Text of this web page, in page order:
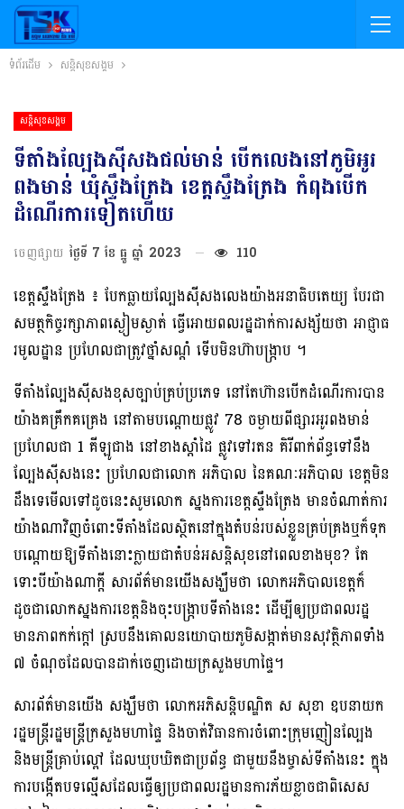
ទំព័រដើម សន្តិសុខសង្គម
សន្តិសុខសង្គម
ទីតាំងល្បែងស៊ីសងជល់មាន់ បេីកលេងនៅភូមិអូរ
ពងមាន់ ឃុំស្ទឹងត្រែង ខេត្តស្ទឹងត្រែង កំពុងបើក
ដំណើរការទៀតហើយ
ចេញផ្សាយ ថ្ងៃទី 7 ខែ ធ្នូ ឆ្នាំ 2023 110
ខេត្តស្ទឹងត្រែង ៖ បែកធ្លាយល្បែងស៊ីសងលេងយ៉ាងអនាធិបតេយ្យ បែរជា
សមត្ថកិច្ចរក្សាភាពស្ងៀមស្ងាត់ ធ្វើអោយពលរដ្ឋដាក់ការសង្ស័យថា អាជ្ញាធ
រមូលដ្ឋាន ប្រហែលជាត្រូវថ្នាំសណ្តំ ទើបមិនហ៊ាបង្ក្រាប ។
ទីតាំងល្បែងស៊ីសងខុសច្បាប់គ្រប់ប្រភេទ នៅតែហ៊ានបើកដំណើរការបាន
យ៉ាងគគ្រឹកគគ្រេង នៅតាមបណ្ដោយផ្លូវ 78 ចម្ងាយពីផ្សារអូរពងមាន់
ប្រហែលជា 1 គីឡូជាង នៅខាងស្ដាំដៃ ផ្លូវទៅរតន គិរីពាក់ព័ន្ធទៅនឹង
ល្បែងស៊ីសងនេះ ប្រហែលជាលោក អភិបាល នៃគណៈអភិបាល ខេត្តមិន
ដឹងទេមើលទៅដូចនេះសូមលោក ស្នងការខេត្តស្ទឹងត្រែង មានចំណាត់ការ
យ៉ាងណាវិញចំពោះទីតាំងដែលស្ថិតនៅក្នុងតំបន់របស់ខ្លួនគ្រប់គ្រងឬក៏ទុក
បណ្ដោយឱ្យទីតាំងនោះក្លាយជាតំបន់អសន្តិសុខនៅពេលខាងមុខ? តែ
ទោះបីយ៉ាងណាក្តី សារព័ត៌មានយើងសង្ឃឹមថា លោកអភិបាលខេត្តក៏
ដូចជាលោកស្នងការខេត្តនិងចុះបង្ក្រាបទីតាំងនេះ ដើម្បីឲ្យប្រជាពលរដ្ឋ
មានភាពកក់ក្តៅ ស្របនឹងគោលនយោបាយភូមិសង្កាត់មានសុវត្ថិភាពទាំង
៧ ចំណុចដែលបានដាក់ចេញដោយក្រសួងមហាផ្ទៃ។
សារព័ត៌មានយើង សង្ឃឹមថា លោកអភិសន្តិបណ្ឌិត ស សុខា ឧបនាយក
រដ្ឋមន្ត្រីរដ្ឋមន្ត្រីក្រសួងមហាផ្ទៃ និងចាត់វិធានការចំពោះក្រុមញៀនល្បែង
និងមន្ត្រីគ្រាប់ល្ពៅ ដែលឃុបឃិតជាប្រព័ន្ធ ជាមួយនឹងម្ចាស់ទីតាំងនេះ ក្នុង
ការបង្កើតបទល្មើសដែលធ្វើឲ្យប្រជាពលរដ្ឋមានការភ័យខ្លាចជាពិសេស